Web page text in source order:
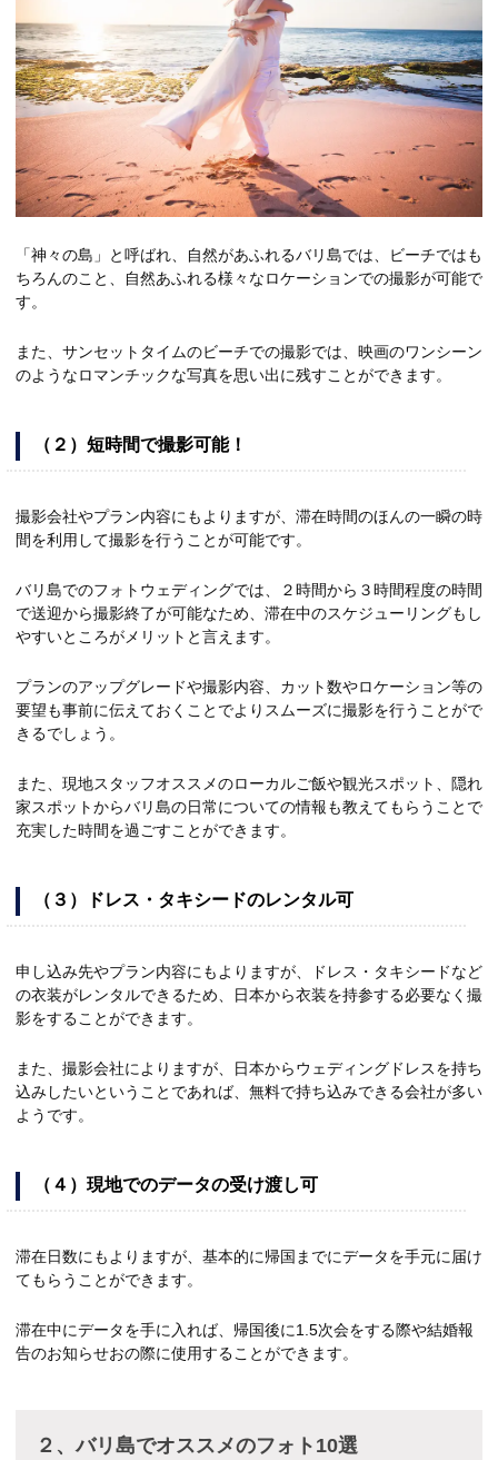
「神々の島」と呼ばれ、自然があふれるバリ島では、ビーチではも
ちろんのこと、自然あふれる様々なロケーションでの撮影が可能で
す。
また、サンセットタイムのビーチでの撮影では、映画のワンシーン
のようなロマンチックな写真を思い出に残すことができます。
（２）短時間で撮影可能！
撮影会社やプラン内容にもよりますが、滞在時間のほんの一瞬の時
間を利用して撮影を行うことが可能です。
バリ島でのフォトウェディングでは、２時間から３時間程度の時間
で送迎から撮影終了が可能なため、滞在中のスケジューリングもし
やすいところがメリットと言えます。
プランのアップグレードや撮影内容、カット数やロケーション等の
要望も事前に伝えておくことでよりスムーズに撮影を行うことがで
きるでしょう。
また、現地スタッフオススメのローカルご飯や観光スポット、隠れ
家スポットからバリ島の日常についての情報も教えてもらうことで
充実した時間を過ごすことができます。
（３）ドレス・タキシードのレンタル可
申し込み先やプラン内容にもよりますが、ドレス・タキシードなど
の衣装がレンタルできるため、日本から衣装を持参する必要なく撮
影をすることができます。
また、撮影会社によりますが、日本からウェディングドレスを持ち
込みしたいということであれば、無料で持ち込みできる会社が多い
ようです。
（４）現地でのデータの受け渡し可
滞在日数にもよりますが、基本的に帰国までにデータを手元に届け
てもらうことができます。
滞在中にデータを手に入れば、帰国後に1.5次会をする際や結婚報
告のお知らせおの際に使用することができます。
２、バリ島でオススメのフォト10選